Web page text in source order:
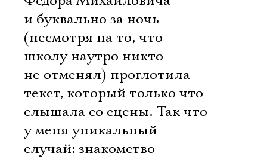
и буквально за ночь
(несмотря на то, что
школу наутро никто
не отменял) проглотила
текст, который только что
слышала со сцены. Так что
у меня уникальный
случай: знакомство